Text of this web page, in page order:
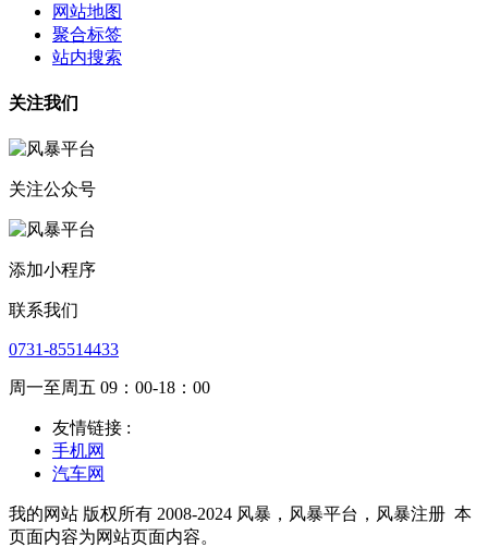
网站地图
聚合标签
站内搜索
关注我们
关注公众号
添加小程序
联系我们
0731-85514433
周一至周五 09：00-18：00
友情链接 :
手机网
汽车网
我的网站 版权所有 2008-2024 风暴，风暴平台，风暴注册 本
页面内容为网站页面内容。